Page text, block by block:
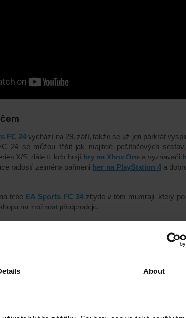
About
FC 24 vychází na 29. září, takže se už jen párkrát
24 se můžou těšit jak majitelé počítačových
X/S, dále ti, kdo hrají hry naXbox Onea vyznavači
radostí zejména pařmeni her na PlayStation 4a
tebe EA Sports FC 24zbyde v tom mumraji, který
na možnost předprodeje.